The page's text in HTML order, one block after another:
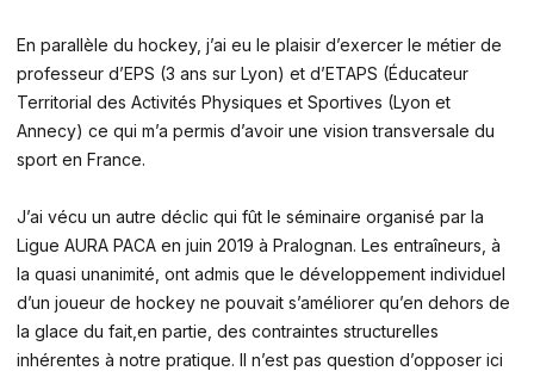
En parallèle du hockey, j’ai eu le plaisir d’exercer le métier de
professeur d’EPS (3 ans sur Lyon) et d’ETAPS (Éducateur
Territorial des Activités Physiques et Sportives (Lyon et
Annecy) ce qui m’a permis d’avoir une vision transversale du
sport en France.
J’ai vécu un autre déclic qui fût le séminaire organisé par la
Ligue AURA PACA en juin 2019 à Pralognan. Les entraîneurs, à
la quasi unanimité, ont admis que le développement individuel
d’un joueur de hockey ne pouvait s’améliorer qu’en dehors de
la glace du fait,en partie, des contraintes structurelles
inhérentes à notre pratique. Il n’est pas question d’opposer ici